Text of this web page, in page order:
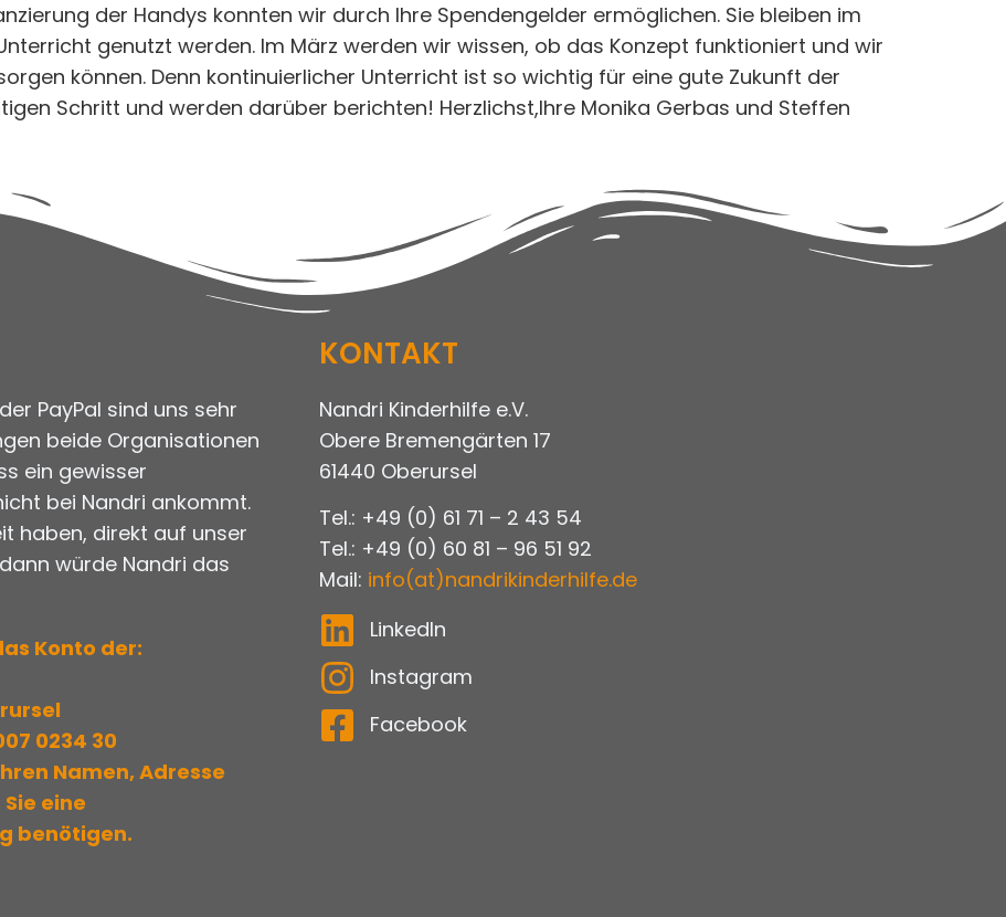
der Handys konnten wir durch Ihre Spendengelder ermöglichen. Sie bleiben im
genutzt werden. Im März werden wir wissen, ob das Konzept funktioniert und wir
können. Denn kontinuierlicher Unterricht ist so wichtig für eine gute Zukunft der
Schritt und werden darüber berichten! Herzlichst,Ihre Monika Gerbas und Steffen
PayPal sind uns sehr
beide Organisationen
ein gewisser
bei Nandri ankommt.
haben, direkt auf unser
würde Nandri das
Konto der:
0234 30
Namen, Adresse
eine
benötigen.
KONTAKT
Nandri Kinderhilfe e.V.
Obere Bremengärten 17
61440 Oberursel
Tel.: +49 (0) 61 71 – 2 43 54
Tel.: +49 (0) 60 81 – 96 51 92
Mail: info(at)nandrikinderhilfe.de
LinkedIn
Instagram
Facebook